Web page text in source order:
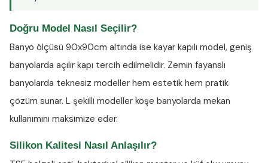
Doğru Model Nasıl Seçilir?
Banyo ölçüsü 90x90cm altında ise kayar kapılı model, geniş
banyolarda açılır kapı tercih edilmelidir. Zemin fayanslı
banyolarda teknesiz modeller hem estetik hem pratik
çözüm sunar. L şekilli modeller köşe banyolarda mekan
kullanımını maksimize eder.
Silikon Kalitesi Nasıl Anlaşılır?